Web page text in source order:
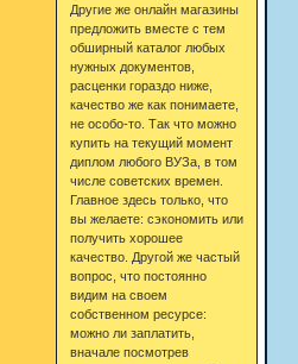
Другие же онлайн магазины
предложить вместе с тем
обширный каталог любых
нужных документов,
расценки гораздо ниже,
качество же как понимаете,
не особо-то. Так что можно
купить на текущий момент
диплом любого ВУЗа, в том
числе советских времен.
Главное здесь только, что
вы желаете: сэкономить или
получить хорошее
качество. Другой же частый
вопрос, что постоянно
видим на своем
собственном ресурсе:
можно ли заплатить,
вначале посмотрев